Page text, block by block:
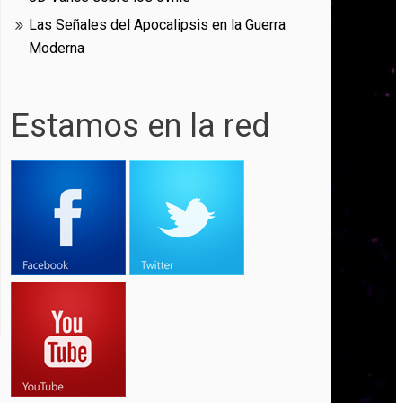
Las Señales del Apocalipsis en la Guerra
Moderna
Estamos en la red